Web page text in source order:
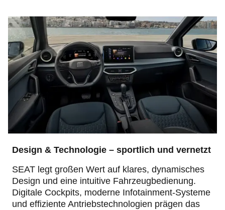
Design & Technologie – sportlich und vernetzt
SEAT legt großen Wert auf klares, dynamisches
Design und eine intuitive Fahrzeugbedienung.
Digitale Cockpits, moderne Infotainment‑Systeme
und effiziente Antriebstechnologien prägen das